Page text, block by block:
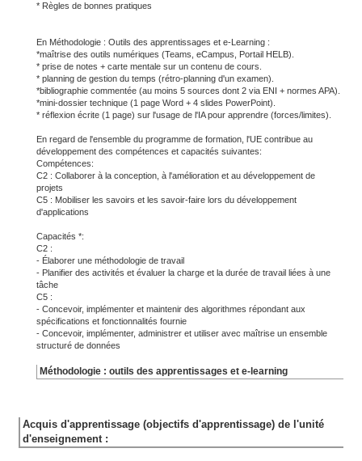
* Règles de bonnes pratiques
En Méthodologie : Outils des apprentissages et e-Learning :
*maîtrise des outils numériques (Teams, eCampus, Portail HELB).
* prise de notes + carte mentale sur un contenu de cours.
* planning de gestion du temps (rétro-planning d'un examen).
*bibliographie commentée (au moins 5 sources dont 2 via ENI + normes APA).
*mini-dossier technique (1 page Word + 4 slides PowerPoint).
* réflexion écrite (1 page) sur l'usage de l'IA pour apprendre (forces/limites).
En regard de l'ensemble du programme de formation, l'UE contribue au
développement des compétences et capacités suivantes:
Compétences:
C2 : Collaborer à la conception, à l'amélioration et au développement de
projets
C5 : Mobiliser les savoirs et les savoir-faire lors du développement
d'applications
Capacités *:
C2 :
- Élaborer une méthodologie de travail
- Planifier des activités et évaluer la charge et la durée de travail liées à une
tâche
C5 :
- Concevoir, implémenter et maintenir des algorithmes répondant aux
spécifications et fonctionnalités fournie
- Concevoir, implémenter, administrer et utiliser avec maîtrise un ensemble
structuré de données
Méthodologie : outils des apprentissages et e-learning
Acquis d'apprentissage (objectifs d'apprentissage) de l'unité
d'enseignement :